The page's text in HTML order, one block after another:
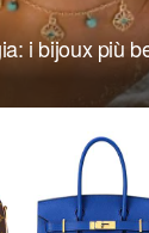
i bijoux più